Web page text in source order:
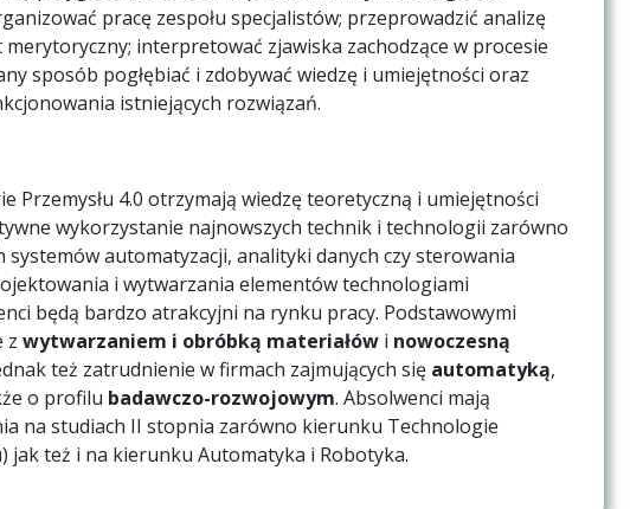
pracę zespołu specjalistów; przeprowadzić analizę
interpretować zjawiska zachodzące w procesie
sposób pogłębiać i zdobywać wiedzę i umiejętności oraz
istniejących rozwiązań.
Przemysłu 4.0 otrzymają wiedzę teoretyczną i umiejętności
wykorzystanie najnowszych technik i technologii zarówno
automatyzacji, analityki danych czy sterowania
i wytwarzania elementów technologiami
będą bardzo atrakcyjni na rynku pracy. Podstawowymi
z wytwarzaniem i obróbką materiałów i nowoczesną
też zatrudnienie w firmach zajmujących się automatyką,
o profilu badawczo-rozwojowym. Absolwenci mają
na studiach II stopnia zarówno kierunku Technologie
jak też i na kierunku Automatyka i Robotyka.